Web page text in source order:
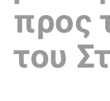
προς
του